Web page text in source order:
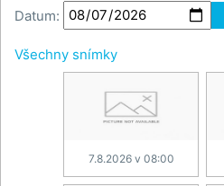
Datum:
Všechny snímky
7.8.2026 v 08:00